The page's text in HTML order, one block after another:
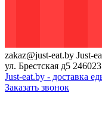
zakaz@just-eat.by Just-
ул. Брестская д5 246023
Just-eat.by - доставка
Заказать звонок